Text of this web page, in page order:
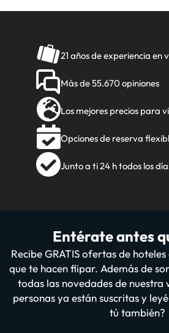
21 años de experiencia en
Más de 55.670 opiniones
Los mejores precios para
Opciones de reserva
Junto a ti 24 h todos los
Entérate antes
Recibe GRATIS ofertas de
que te hacen flipar. Además de
todas las novedades de
personas ya están suscritas y
tú también?